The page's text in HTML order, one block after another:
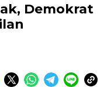
Demokrat